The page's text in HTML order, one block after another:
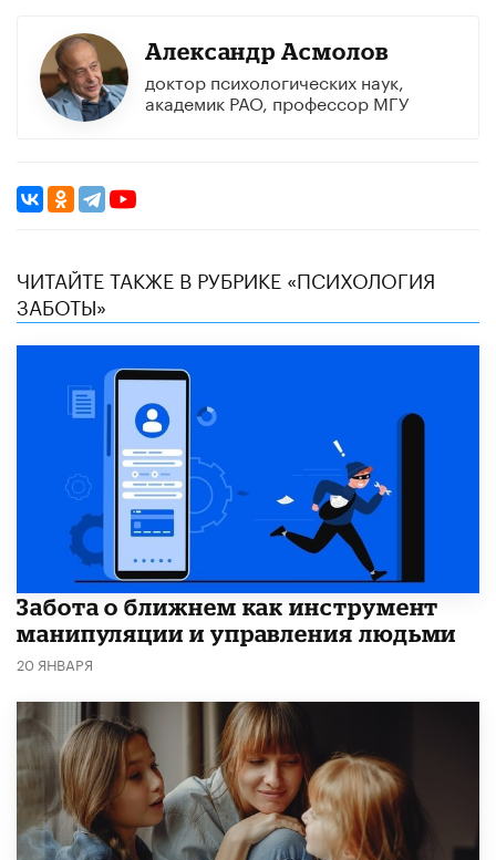
Александр Асмолов
доктор психологических наук,
академик РАО, профессор МГУ
ЧИТАЙТЕ ТАКЖЕ В РУБРИКЕ «ПСИХОЛОГИЯ
ЗАБОТЫ»
Забота о ближнем как инструмент
манипуляции и управления людьми
20 ЯНВАРЯ